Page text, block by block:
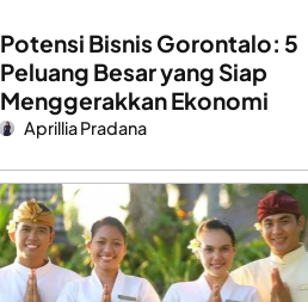
Potensi Bisnis Gorontalo: 5
Peluang Besar yang Siap
Menggerakkan Ekonomi
Aprillia Pradana